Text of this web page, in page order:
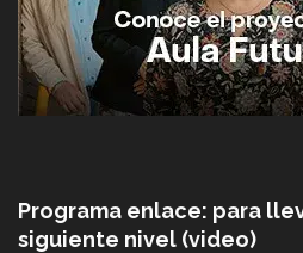
Programa enlace: para
siguiente nivel (video)